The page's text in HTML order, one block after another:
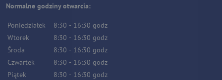
Normalne godziny otwarcia:
Poniedziałek 8:30 - 16:30 godz
Wtorek
8:30 - 16:30 godz
Środa
8:30 - 16:30 godz
Czwartek
8:30 - 16:30 godz
Piątek
8:30 - 16:30 godz